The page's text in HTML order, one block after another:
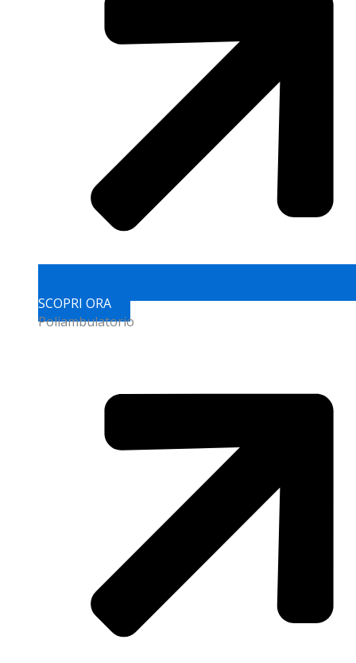
SCOPRI ORA
Poliambulatorio